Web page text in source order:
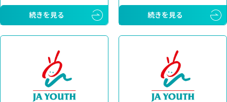
続きを見る
続きを見る